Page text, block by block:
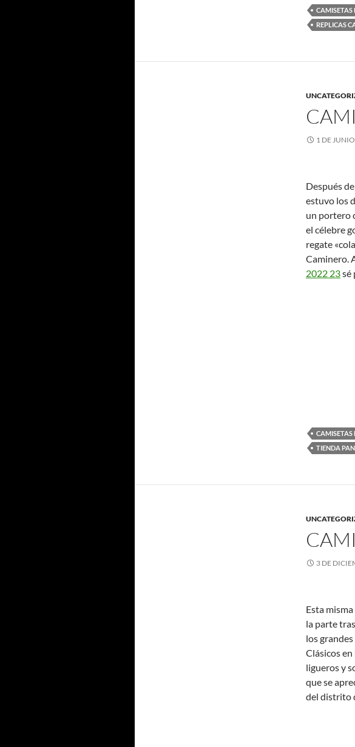
CAMISETAS
REPLICAS
1 DE
Después
estuvo los
un portero
el célebre
regate
Caminero.
2022 23sé
TIENDA
3 DE
Esta
la parte
los
Clásicos
ligueros y
que se
del distrito